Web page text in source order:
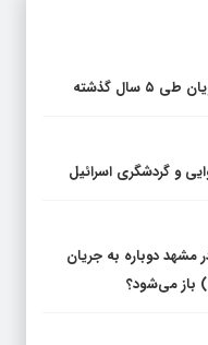
و گردشگری اسرائیل
مشهد دوباره به جریان
باز می‌شود؟